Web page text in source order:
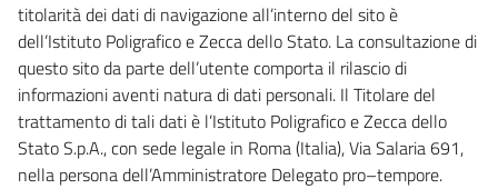
titolarità dei dati di navigazione all’interno del sito è
dell’Istituto Poligrafico e Zecca dello Stato. La consultazione di
questo sito da parte dell’utente comporta il rilascio di
informazioni aventi natura di dati personali. Il Titolare del
trattamento di tali dati è l’Istituto Poligrafico e Zecca dello
Stato S.p.A., con sede legale in Roma (Italia), Via Salaria 691,
nella persona dell’Amministratore Delegato pro–tempore.